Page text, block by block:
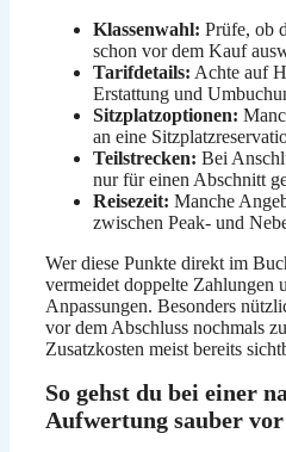
Klassenwahl: Prüfe, ob
schon vor dem Kauf
Tarifdetails: Achte auf
Erstattung und
Sitzplatzoptionen:
an eine
Teilstrecken: Bei
nur für einen Abschnitt
Reisezeit: Manche
zwischen Peak- und
Wer diese Punkte direkt im
vermeidet doppelte Zahlungen
Anpassungen. Besonders
vor dem Abschluss nochmals
Zusatzkosten meist bereits
So gehst du bei einer
Aufwertung sauber vor